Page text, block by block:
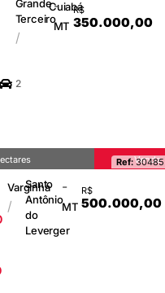
Grande
Terceiro
/
Cuiabá
-
MT
R$
350.000,00
2
Venda
Ref:30485
Varginha
/
Santo
Antônio
do
Leverger
-
MT
R$
500.000,00